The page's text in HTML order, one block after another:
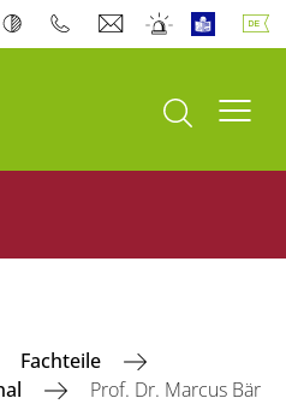
Suche öffnen
Fachteile
Prof. Dr. Marcus Bär